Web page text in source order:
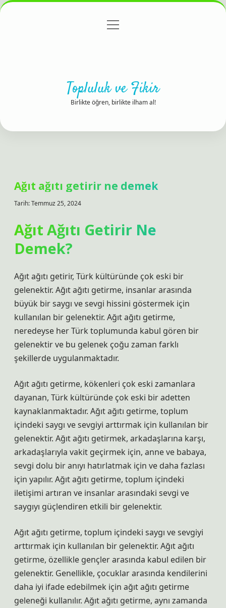
Gizlilik Politikası
menüyü
Topluluk ve Fikir
Birlikte öğren, birlikte ilham al!
Ağıt ağıtı getirir ne demek
Tarih: Temmuz 25, 2024
Ağıt Ağıtı Getirir Ne
Demek?
Ağıt ağıtı getirir, Türk kültüründe çok eski bir
gelenektir. Ağıt ağıtı getirme, insanlar arasında
büyük bir saygı ve sevgi hissini göstermek için
kullanılan bir gelenektir. Ağıt ağıtı getirme,
neredeyse her Türk toplumunda kabul gören bir
gelenektir ve bu gelenek çoğu zaman farklı
şekillerde uygulanmaktadır.
Ağıt ağıtı getirme, kökenleri çok eski zamanlara
dayanan, Türk kültüründe çok eski bir adetten
kaynaklanmaktadır. Ağıt ağıtı getirme, toplum
içindeki saygı ve sevgiyi arttırmak için kullanılan bir
gelenektir. Ağıt ağıtı getirmek, arkadaşlarına karşı,
arkadaşlarıyla vakit geçirmek için, anne ve babaya,
sevgi dolu bir anıyı hatırlatmak için ve daha fazlası
için yapılır. Ağıt ağıtı getirme, toplum içindeki
iletişimi artıran ve insanlar arasındaki sevgi ve
saygıyı güçlendiren etkili bir gelenektir.
Ağıt ağıtı getirme, toplum içindeki saygı ve sevgiyi
arttırmak için kullanılan bir gelenektir. Ağıt ağıtı
getirme, özellikle gençler arasında kabul edilen bir
gelenektir. Genellikle, çocuklar arasında kendilerini
daha iyi ifade edebilmek için ağıt ağıtı getirme
geleneği kullanılır. Ağıt ağıtı getirme, aynı zamanda